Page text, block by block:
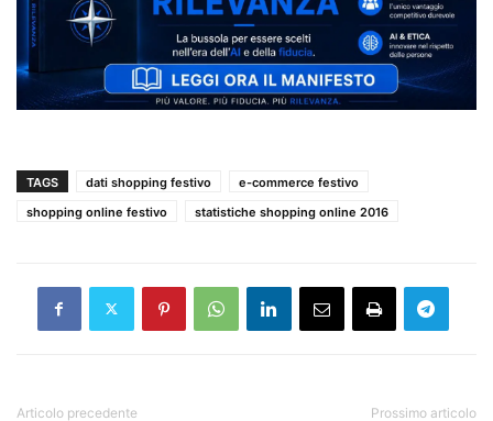
TAGS dati shopping festivo
e-commerce festivo
shopping online festivo
statistiche shopping online 2016
Articolo precedente Prossimo articolo